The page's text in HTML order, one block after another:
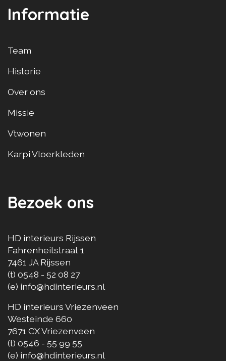
Informatie
Team
Historie
Over ons
Missie
Vtwonen
Karpi Vloerkleden
Bezoek ons
HD interieurs Rijssen
Fahrenheitstraat 1
7461 JA Rijssen
(t) 0548 - 52 08 27
(e) info@hdinterieurs.nl
HD interieurs Vriezenveen
Westeinde 660
7671 CXVriezenveen
(t) 0546 - 55 99 55
(e) info@hdinterieurs.nl